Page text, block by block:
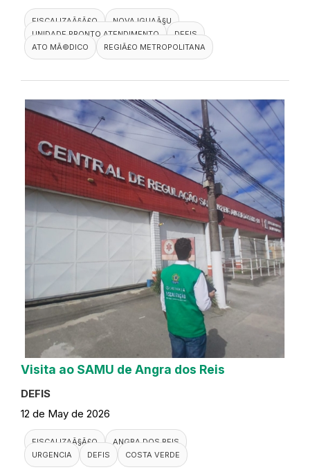
FISCALIZAÃ§Ã£O
NOVA IGUAÃ§U
UNIDADE PRONTO ATENDIMENTO
DEFIS
ATO MÃ©DICO
REGIÃ£O METROPOLITANA
Visita ao SAMU de Angra dos Reis
DEFIS
12 de May de 2026
FISCALIZAÃ§Ã£O
ANGRA DOS REIS
URGENCIA
DEFIS COSTA VERDE